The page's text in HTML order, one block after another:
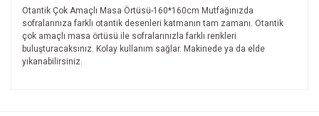
Otantik Çok Amaçlı Masa Örtüsü-160*160cm Mutfağınızda
sofralarınıza farklı otantik desenleri katmanın tam zamanı. Otantik
çok amaçlı masa örtüsü ile sofralarınızla farklı renkleri
buluşturacaksınız. Kolay kullanım sağlar. Makinede ya da elde
yıkanabilirsiniz.